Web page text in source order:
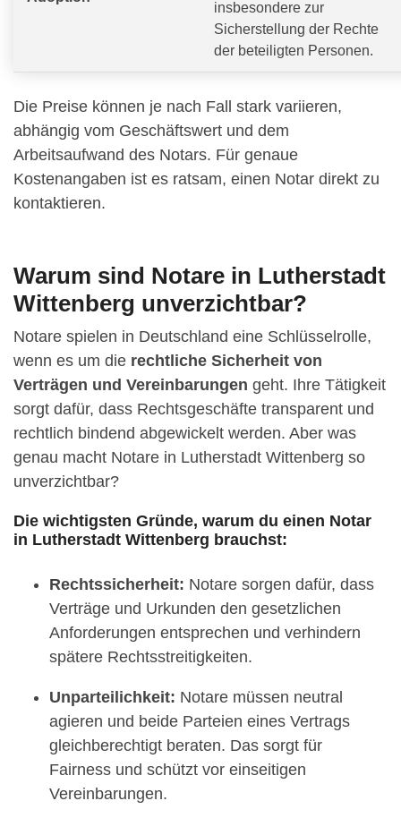
insbesondere zur
Sicherstellung der Rechte
der beteiligten Personen.
Die Preise können je nach Fall stark variieren,
abhängig vom Geschäftswert und dem
Arbeitsaufwand des Notars. Für genaue
Kostenangaben ist es ratsam, einen Notar direkt zu
kontaktieren.
Warum sind Notare in Lutherstadt
Wittenberg unverzichtbar?
Notare spielen in Deutschland eine Schlüsselrolle,
wenn es um die rechtliche Sicherheit von
Verträgen und Vereinbarungen geht. Ihre Tätigkeit
sorgt dafür, dass Rechtsgeschäfte transparent und
rechtlich bindend abgewickelt werden. Aber was
genau macht Notare in Lutherstadt Wittenberg so
unverzichtbar?
Die wichtigsten Gründe, warum du einen Notar
in Lutherstadt Wittenberg brauchst:
Rechtssicherheit: Notare sorgen dafür, dass
Verträge und Urkunden den gesetzlichen
Anforderungen entsprechen und verhindern
spätere Rechtsstreitigkeiten.
Unparteilichkeit: Notare müssen neutral
agieren und beide Parteien eines Vertrags
gleichberechtigt beraten. Das sorgt für
Fairness und schützt vor einseitigen
Vereinbarungen.